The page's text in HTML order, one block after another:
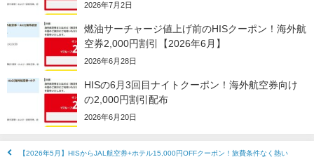
2026年7月2日
燃油サーチャージ値上げ前のHISクーポン！海外航
空券2,000円割引【2026年6月】
2026年6月28日
HISの6月3回目ナイトクーポン！海外航空券向け
の2,000円割引配布
2026年6月20日
【2026年5月】HISからJAL航空券+ホテル15,000円OFFクーポン！旅費条件なく熱い